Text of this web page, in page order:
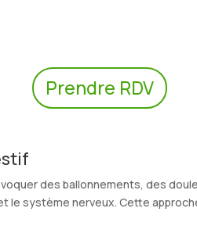
Prendre RDV
des ballonnements, des
système nerveux. Cette